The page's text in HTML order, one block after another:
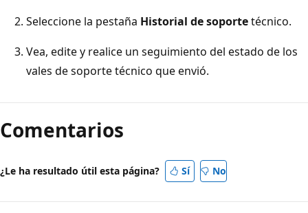
Seleccione la pestaña Historial de soportetécnico.
Vea, edite y realice un seguimiento del estado de los
vales de soporte técnico que envió.
Comentarios
¿Le ha resultado útil esta página? Sí No